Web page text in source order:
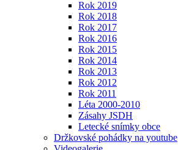
Rok 2019
Rok 2018
Rok 2017
Rok 2016
Rok 2015
Rok 2014
Rok 2013
Rok 2012
Rok 2011
Léta 2000-2010
Zásahy JSDH
Letecké snímky obce
Držkovské pohádky na youtube